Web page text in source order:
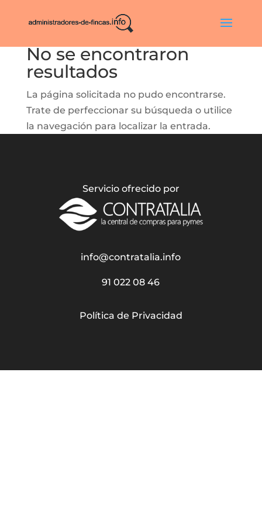
No se encontraron
resultados
La página solicitada no pudo encontrarse.
Trate de perfeccionar su búsqueda o utilice
la navegación para localizar la entrada.
Servicio ofrecido por
info@contratalia.info
91 022 08 46
Política de Privacidad